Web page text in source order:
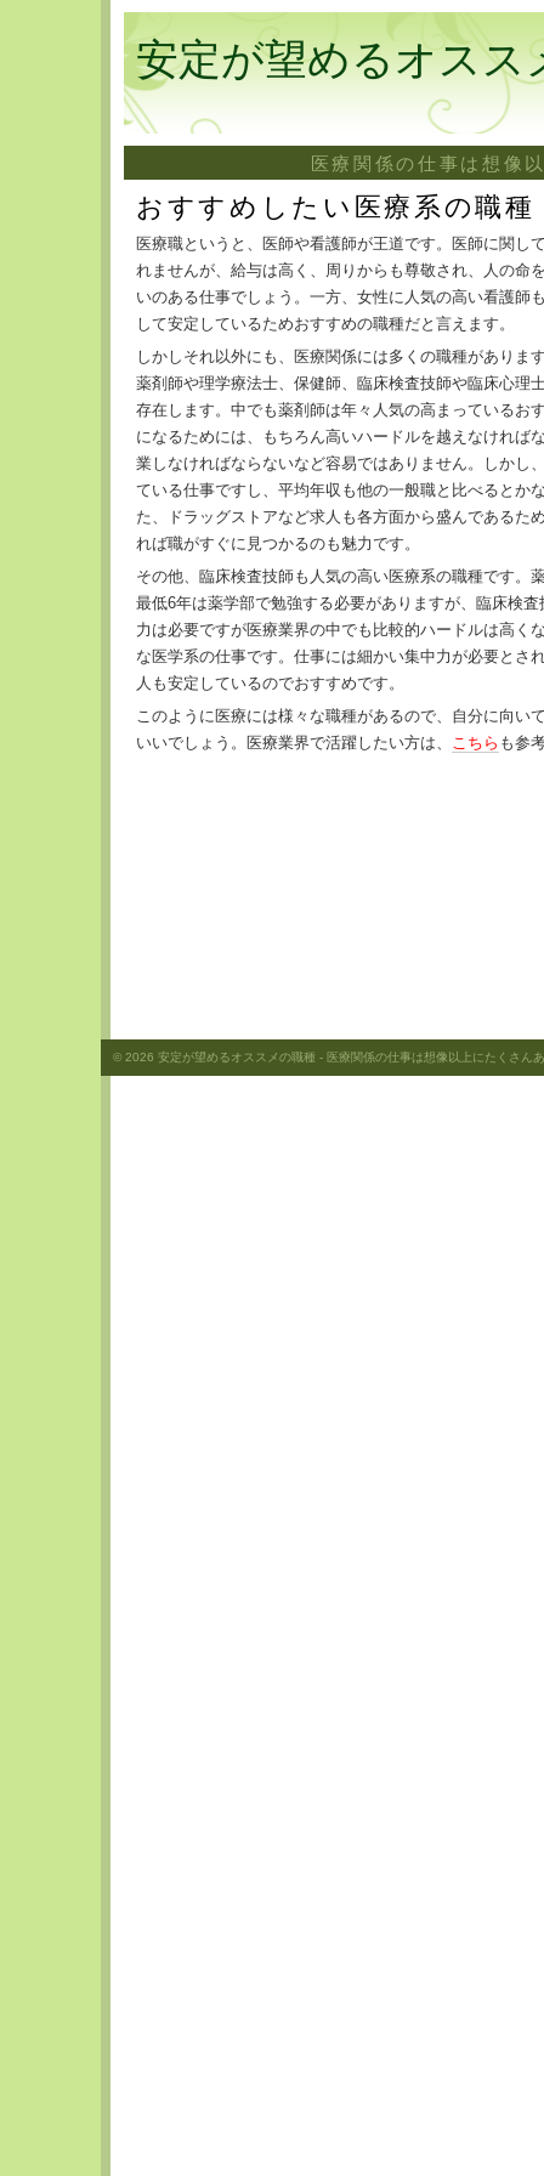
安定が望めるオスス
医療関係の仕事は想像
おすすめしたい医療系の職種
医療職というと、医師や看護師が王道です。医師に関し
れませんが、給与は高く、周りからも尊敬され、人の命
いのある仕事でしょう。一方、女性に人気の高い看護師
して安定しているためおすすめの職種だと言えます。
しかしそれ以外にも、医療関係には多くの職種がありま
薬剤師や理学療法士、保健師、臨床検査技師や臨床心理
存在します。中でも薬剤師は年々人気の高まっているお
になるためには、もちろん高いハードルを越えなければ
業しなければならないなど容易ではありません。しかし
ている仕事ですし、平均年収も他の一般職と比べるとか
た、ドラッグストアなど求人も各方面から盛んであるた
れば職がすぐに見つかるのも魅力です。
その他、臨床検査技師も人気の高い医療系の職種です。
最低6年は薬学部で勉強する必要がありますが、臨床検
力は必要ですが医療業界の中でも比較的ハードルは高く
な医学系の仕事です。仕事には細かい集中力が必要とさ
人も安定しているのでおすすめです。
このように医療には様々な職種があるので、自分に向い
いいでしょう。医療業界で活躍したい方は、 こちら も参
© 2026 安定が望めるオススメの職種 - 医療関係の仕事は想像以上にたくさん